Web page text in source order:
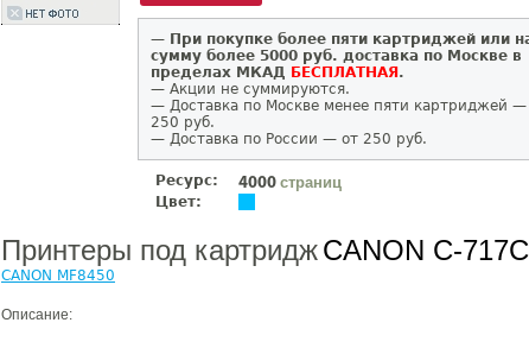
— При покупке более пяти картриджей или
сумму более 5000 руб. доставка по Москве в
пределах МКАД БЕСПЛАТНАЯ .
— Акции не суммируются.
— Доставка по Москве менее пяти картриджей —
250 руб.
— Доставка по России — от 250 руб.
Ресурс: 4000 страниц
Цвет:
Принтеры под картриджCANON C-717C
CANON MF8450
Описание: